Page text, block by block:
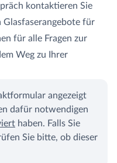
kontaktieren Sie
Glasfaserangebote für
für alle Fragen zur
Weg zu Ihrer
angezeigt
dafür notwendigen
haben. Falls Sie
Sie bitte, ob dieser